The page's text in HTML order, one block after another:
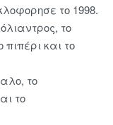
το 1998.
το
πιπέρι και το
το
το